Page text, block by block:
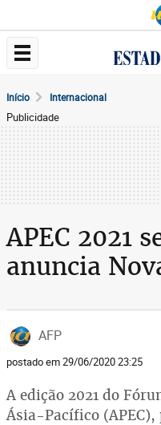
Início Internacional
Publicidade
APEC 2021
anuncia
AFP
postado em 29/06/2020 23:25
A edição 2021 do
Ásia-Pacífico